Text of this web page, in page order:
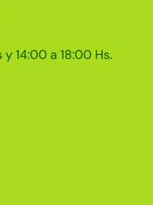
14:00 a 18:00 Hs.